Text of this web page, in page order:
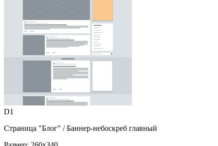
D1
Страница "Блог" / Баннер-небоскреб главный